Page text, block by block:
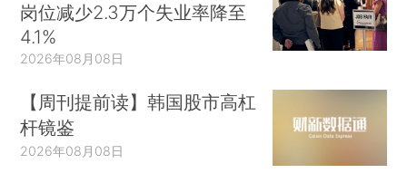
岗位减少2.3万个失业率降至
4.1%
2026年08月08日
【周刊提前读】韩国股市高杠
杆镜鉴
2026年08月08日